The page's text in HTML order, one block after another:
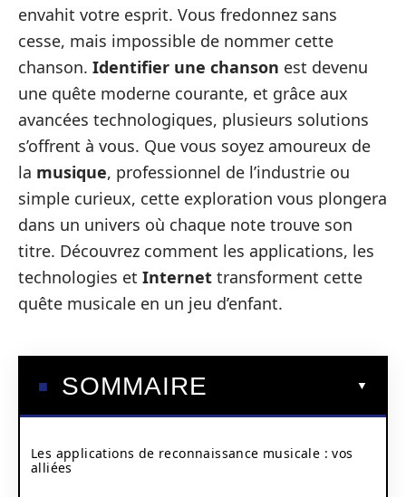
envahit votre esprit. Vous fredonnez sans
cesse, mais impossible de nommer cette
chanson. Identifier une chanson est devenu
une quête moderne courante, et grâce aux
avancées technologiques, plusieurs solutions
s’offrent à vous. Que vous soyez amoureux de
la musique, professionnel de l’industrie ou
simple curieux, cette exploration vous plongera
dans un univers où chaque note trouve son
titre. Découvrez comment les applications, les
technologies et Internet transforment cette
quête musicale en un jeu d’enfant.
SOMMAIRE
Les applications de reconnaissance musicale : vos
alliées